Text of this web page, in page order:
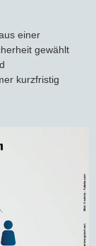
einer
gewählt
kurzfristig